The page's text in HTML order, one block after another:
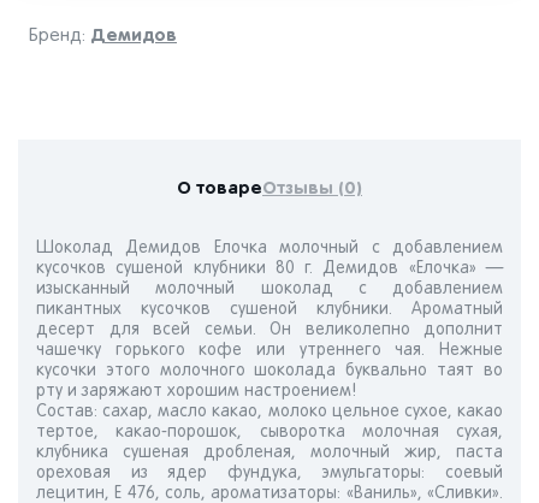
Бренд: Демидов
О товареОтзывы (0)
Шоколад Демидов Елочка молочный с добавлением
кусочков сушеной клубники 80 г. Демидов «Елочка» —
изысканный молочный шоколад с добавлением
пикантных кусочков сушеной клубники. Ароматный
десерт для всей семьи. Он великолепно дополнит
чашечку горького кофе или утреннего чая. Нежные
кусочки этого молочного шоколада буквально таят во
рту и заряжают хорошим настроением!
Состав: сахар, масло какао, молоко цельное сухое, какао
тертое, какао-порошок, сыворотка молочная сухая,
клубника сушеная дробленая, молочный жир, паста
ореховая из ядер фундука, эмульгаторы: соевый
лецитин, Е 476, соль, ароматизаторы: «Ваниль», «Сливки».